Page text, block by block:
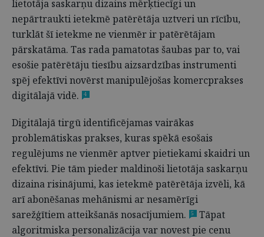
lietotāja saskarņu dizains mērķtiecīgi un
nepārtraukti ietekmē patērētāja uztveri un rīcību,
turklāt šī ietekme ne vienmēr ir patērētājam
pārskatāma. Tas rada pamatotas šaubas par to, vai
esošie patērētāju tiesību aizsardzības instrumenti
spēj efektīvi novērst manipulējošas komercprakses
digitālajā vidē.
4
Digitālajā tirgū identificējamas vairākas
problemātiskas prakses, kuras spēkā esošais
regulējums ne vienmēr aptver pietiekami skaidri un
efektīvi. Pie tām pieder maldinoši lietotāja saskarņu
dizaina risinājumi, kas ietekmē patērētāja izvēli, kā
arī abonēšanas mehānismi ar nesamērīgi
sarežģītiem atteikšanās nosacījumiem.
5
Tāpat
algoritmiska personalizācija var novest pie cenu